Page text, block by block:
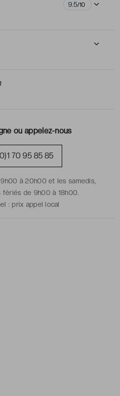
9.5/10
ou appelez-nous
70 95 85 85
à 20h00 et les samedis,
fériés de 9h00 à 18h00.
:prix appel local